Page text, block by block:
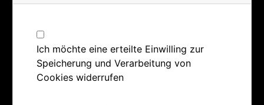
Ich möchte eine erteilte Einwilling zur
Speicherung und Verarbeitung von
Cookies widerrufen